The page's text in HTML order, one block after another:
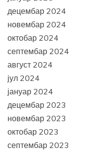
децембар 2024
новембар 2024
октобар 2024
септембар 2024
август 2024
јул 2024
јануар 2024
децембар 2023
новембар 2023
октобар 2023
септембар 2023